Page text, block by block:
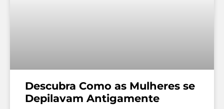
Descubra Como as Mulheres se
Depilavam Antigamente